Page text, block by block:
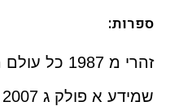
ספרות:
זהרי מ 1987 כל עולם הצמחים. עם עובד.